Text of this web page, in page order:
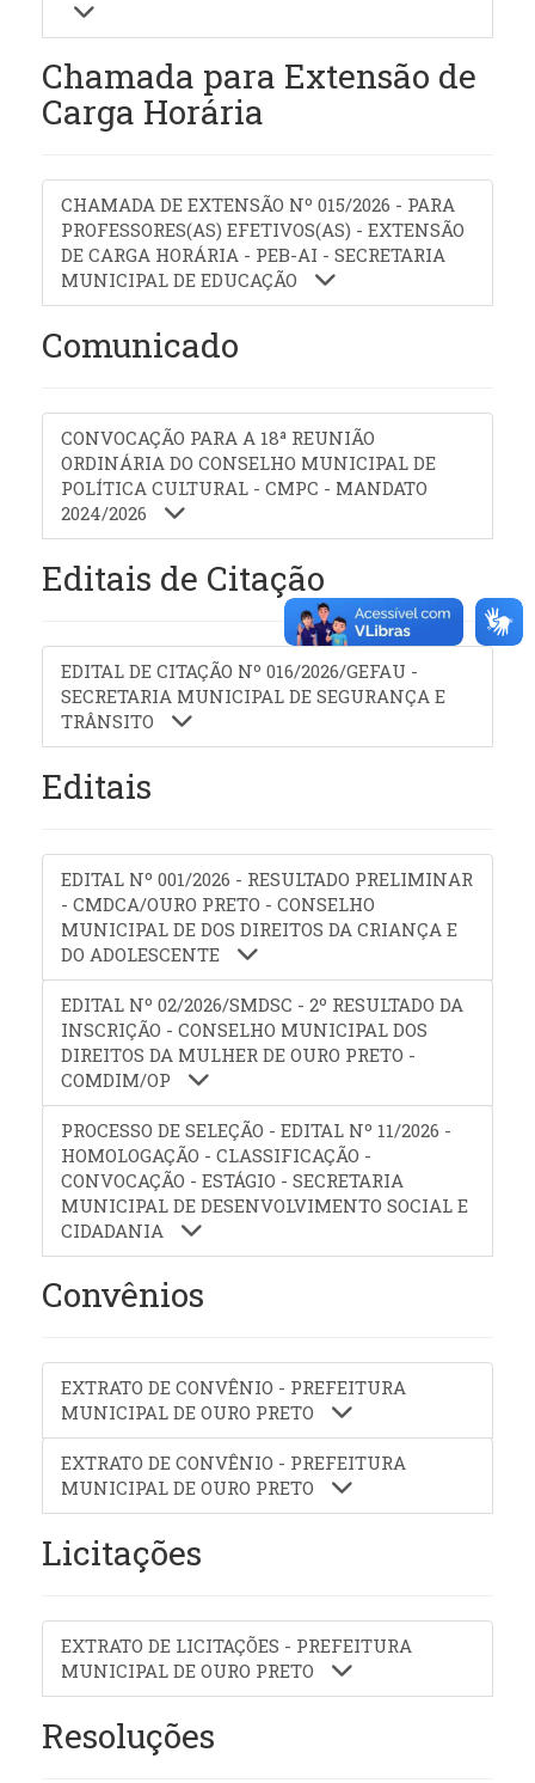
Chamada para Extensão de
Carga Horária
CHAMADA DE EXTENSÃO Nº 015/2026 - PARA
PROFESSORES(AS) EFETIVOS(AS) - EXTENSÃO
DE CARGA HORÁRIA - PEB-AI - SECRETARIA
MUNICIPAL DE EDUCAÇÃO
Comunicado
CONVOCAÇÃO PARA A 18ª REUNIÃO
ORDINÁRIA DO CONSELHO MUNICIPAL DE
POLÍTICA CULTURAL - CMPC - MANDATO
2024/2026
Editais de Citação
EDITAL DE CITAÇÃO Nº 016/2026/GEFAU -
SECRETARIA MUNICIPAL DE SEGURANÇA E
TRÂNSITO
Editais
EDITAL Nº 001/2026 - RESULTADO PRELIMINAR
- CMDCA/OURO PRETO - CONSELHO
MUNICIPAL DE DOS DIREITOS DA CRIANÇA E
DO ADOLESCENTE
EDITAL Nº 02/2026/SMDSC - 2º RESULTADO DA
INSCRIÇÃO - CONSELHO MUNICIPAL DOS
DIREITOS DA MULHER DE OURO PRETO -
COMDIM/OP
PROCESSO DE SELEÇÃO - EDITAL Nº 11/2026 -
HOMOLOGAÇÃO - CLASSIFICAÇÃO -
CONVOCAÇÃO - ESTÁGIO - SECRETARIA
MUNICIPAL DE DESENVOLVIMENTO SOCIAL E
CIDADANIA
Convênios
EXTRATO DE CONVÊNIO - PREFEITURA
MUNICIPAL DE OURO PRETO
EXTRATO DE CONVÊNIO - PREFEITURA
MUNICIPAL DE OURO PRETO
Licitações
EXTRATO DE LICITAÇÕES - PREFEITURA
MUNICIPAL DE OURO PRETO
Resoluções